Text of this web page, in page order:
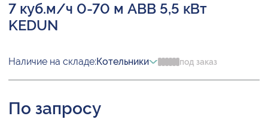
7 куб.м/ч 0-70 м ABB 5,5 кВт
KEDUN
Наличие на складе:Котельники под заказ
По запросу